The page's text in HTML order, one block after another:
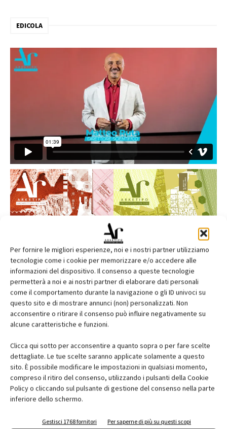
Per fornire le migliori esperienze, noi e i nostri partner utilizziamo
tecnologie come i cookie per memorizzare e/o accedere alle
informazioni del dispositivo. Il consenso a queste tecnologie
permetterà a noi e ai nostri partner di elaborare dati personali
come il comportamento durante la navigazione o gli ID univoci su
questo sito e di mostrare annunci (non) personalizzati. Non
acconsentire o ritirare il consenso può influire negativamente su
alcune caratteristiche e funzioni.
Clicca qui sotto per acconsentire a quanto sopra o per fare scelte
dettagliate. Le tue scelte saranno applicate solamente a questo
sito. È possibile modificare le impostazioni in qualsiasi momento,
compreso il ritiro del consenso, utilizzando i pulsanti della Cookie
Policy o cliccando sul pulsante di gestione del consenso nella parte
inferiore dello schermo.
Gestisci 1768 fornitori Per saperne di più su questi scopi
EDICOLA
Edicola web
Abbonati e regala
Iscriviti alla newsletter